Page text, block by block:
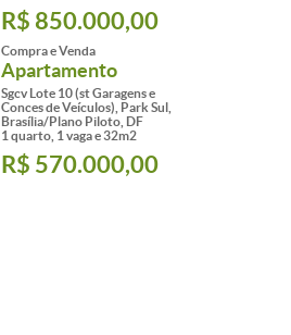
R$ 850.000,00
Compra e Venda
Apartamento
Sgcv Lote 10 (st Garagens e
Conces de Veículos), Park Sul,
Brasília/Plano Piloto, DF
1 quarto, 1 vaga e 32m2
R$ 570.000,00